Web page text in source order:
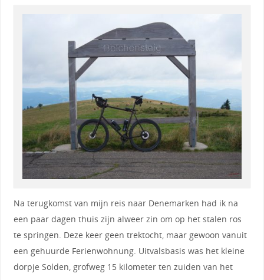
Na terugkomst van mijn reis naar Denemarken had ik na
een paar dagen thuis zijn alweer zin om op het stalen ros
te springen. Deze keer geen trektocht, maar gewoon vanuit
een gehuurde Ferienwohnung. Uitvalsbasis was het kleine
dorpje Solden, grofweg 15 kilometer ten zuiden van het